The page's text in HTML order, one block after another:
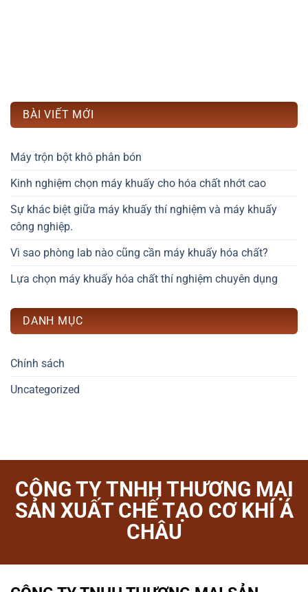
BÀI VIẾT MỚI
Máy trộn bột khô phân bón
Kinh nghiệm chọn máy khuấy cho hóa chất nhớt cao
Sự khác biệt giữa máy khuấy thí nghiệm và máy khuấy
công nghiệp.
Vì sao phòng lab nào cũng cần máy khuấy hóa chất?
Lựa chọn máy khuấy hóa chất thí nghiệm chuyên dụng
DANH MỤC
Chính sách
Uncategorized
CÔNG TY TNHH THƯƠNG MẠI
SẢN XUẤT CHẾ TẠO CƠ KHÍ Á
CHÂU